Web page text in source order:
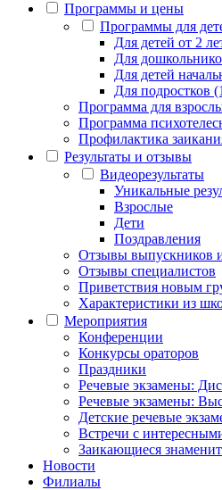
Программы и цены
Программы для
Для детей от 2
Для
Для детей
Для подростков
Программа для
Программа
Профилактика
Результаты и отзывы
Видеорезультаты
Уникальные
Взрослые
Дети
Поздравления
Отзывы выпускников
Отзывы специалистов
Приветствия новым
Характеристики из
Мероприятия
Конференции
Конкурсы ораторов
Праздники
Речевые экзамены:
Речевые экзамены:
Детские речевые
Встречи с
Заикающиеся
Новости
Филиалы